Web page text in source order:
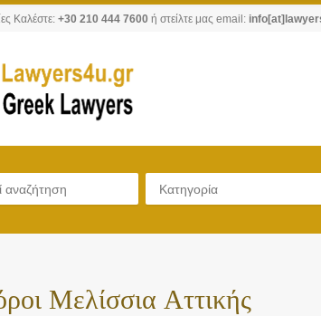
Καλέστε: +30 210 444 7600 ή στείλτε μας email:
Κατηγορία
Μελίσσια Αττικής